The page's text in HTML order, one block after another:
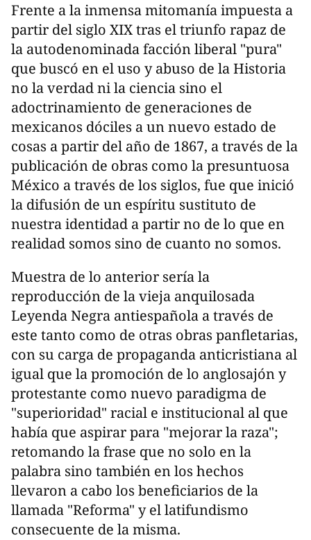
Frente a la inmensa mitomanía impuesta a
partir del siglo XIX tras el triunfo rapaz de
la autodenominada facción liberal "pura"
que buscó en el uso y abuso de la Historia
no la verdad ni la ciencia sino el
adoctrinamiento de generaciones de
mexicanos dóciles a un nuevo estado de
cosas a partir del año de 1867, a través de la
publicación de obras como la presuntuosa
México a través de los siglos, fue que inició
la difusión de un espíritu sustituto de
nuestra identidad a partir no de lo que en
realidad somos sino de cuanto no somos.
Muestra de lo anterior sería la
reproducción de la vieja anquilosada
Leyenda Negra antiespañola a través de
este tanto como de otras obras panfletarias,
con su carga de propaganda anticristiana al
igual que la promoción de lo anglosajón y
protestante como nuevo paradigma de
"superioridad" racial e institucional al que
había que aspirar para "mejorar la raza";
retomando la frase que no solo en la
palabra sino también en los hechos
llevaron a cabo los beneficiarios de la
llamada "Reforma" y el latifundismo
consecuente de la misma.